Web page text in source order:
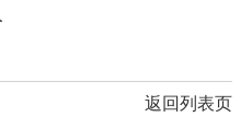
返回列表页